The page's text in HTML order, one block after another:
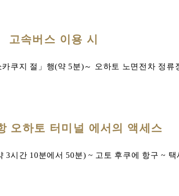
고속버스 이용 시
쿠지 절」행(약 5분)～ 오하토 노면전차 정
오하토 터미널 에서의 액세스
시간 10분에서 50분) ~ 고토 후쿠에 항구 ~